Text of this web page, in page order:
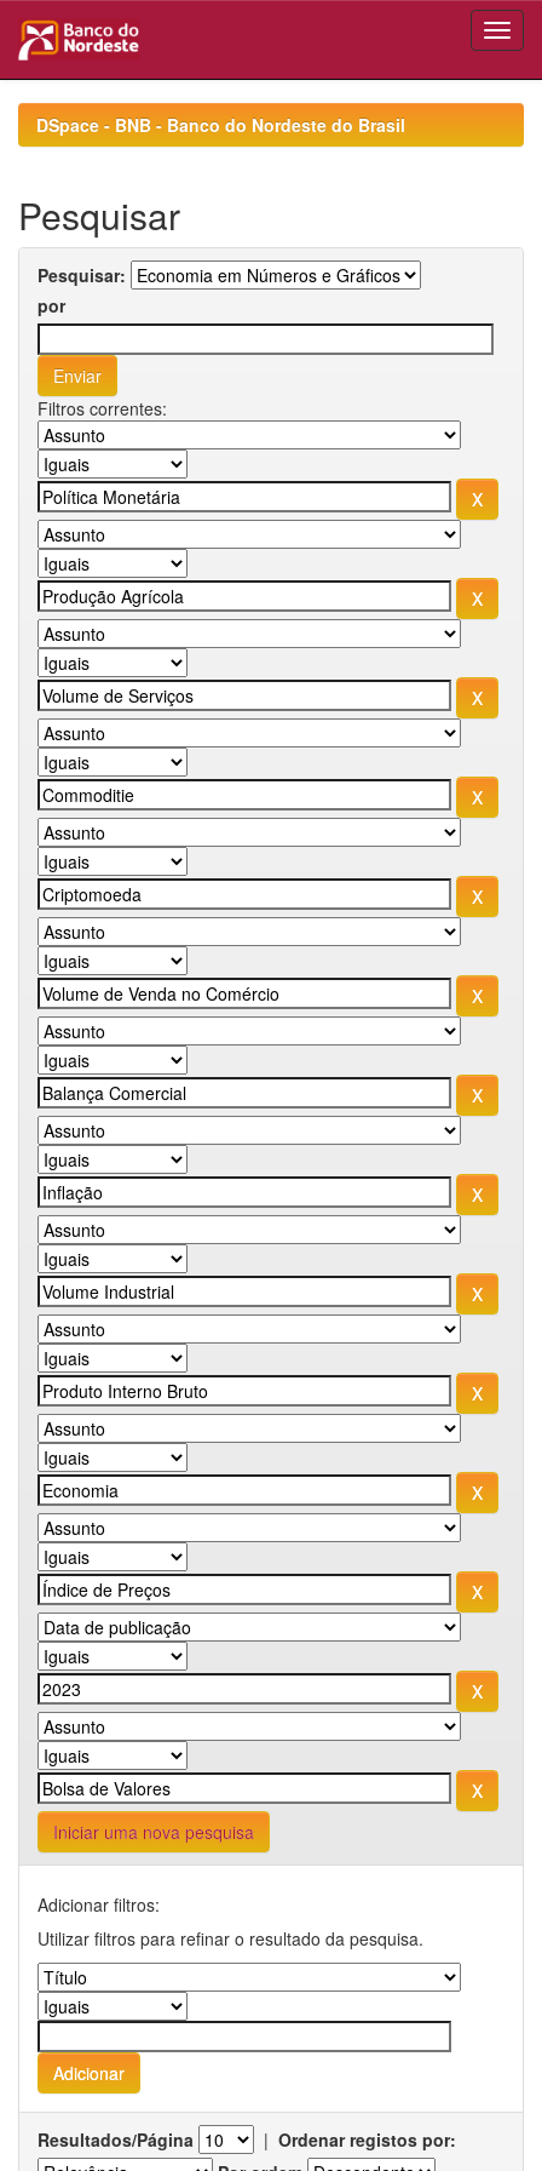
navigationDSpace - BNB - Banco do Nordeste do Brasil
Pesquisar
Pesquisar:
por
Filtros correntes:
Iniciar uma nova pesquisa
Adicionar filtros:
Utilizar filtros para refinar o resultado da pesquisa.
Resultados/Página | Ordenar registos por: